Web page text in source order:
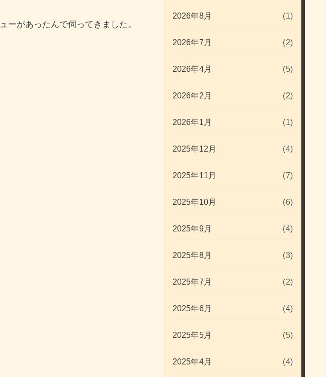
ーがあったんで伺ってきました。
2026年8月 (1)
2026年7月 (2)
2026年4月 (5)
2026年2月 (2)
2026年1月 (1)
2025年12月 (4)
2025年11月 (7)
2025年10月 (6)
2025年9月 (4)
2025年8月 (3)
2025年7月 (2)
2025年6月 (4)
2025年5月 (5)
2025年4月 (4)